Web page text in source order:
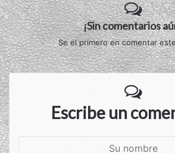
¡Sin comentarios
Se el primero en comentar
Escribe un